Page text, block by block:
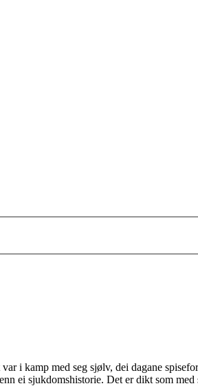
i kamp med seg sjølv, dei dagane
ei sjukdomshistorie. Det er dikt som